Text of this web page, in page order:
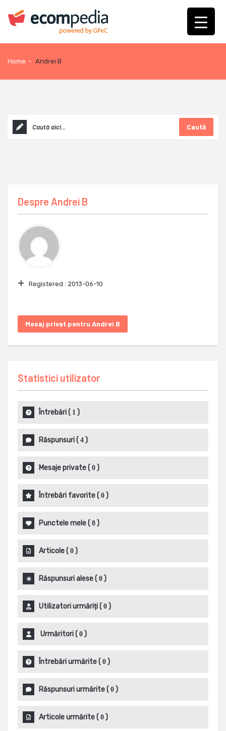
Home - Andrei B
Caută
Despre Andrei B
Registered : 2013-06-10
Mesaj privat pentru Andrei B
Statistici utilizator
Întrebări( 1 )
Răspunsuri( 4 )
Mesaje private( 0 )
Întrebări favorite( 0 )
Punctele mele( 8 )
Articole( 0 )
Răspunsuri alese( 0 )
Utilizatori urmăriți( 0 )
Urmăritori( 0 )
Întrebări urmărite( 0 )
Răspunsuri urmărite( 0 )
Articole urmărite( 0 )